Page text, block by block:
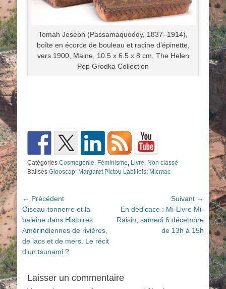
Tomah Joseph (Passamaquoddy, 1837–1914),
boîte en écorce de bouleau et racine d’épinette,
vers 1900, Maine, 10.5 x 6.5 x 8 cm, The Helen
Pep Grodka Collection
Catégories Cosmogonie, Féminisme, Livre, Non classé
Balises Glooscap; Margaret Pictou Labillois; Micmac
Navigation
de
l’article
← Précédent
Article
précédent :
Oiseau-tonnerre et la
baleine dans Histoires
Amérindiennes de rivières,
de lacs et de mers. Le récit
d’un tsunami ?
Suivant →
Article
suivant :
En dédicace : Mi-Livre Mi-
Raisin, samedi 6 décembre
de 13h à 15h
Laisser un commentaire